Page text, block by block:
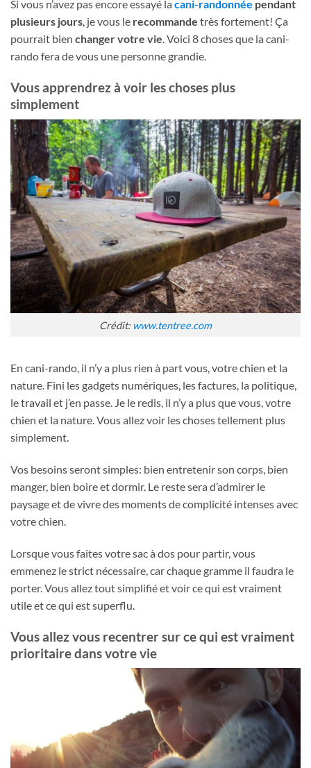
Si vous n’avez pas encore essayé la cani-randonnée pendant
plusieurs jours, je vous le recommande très fortement! Ça
pourrait bien changer votre vie. Voici 8 choses que la cani-
rando fera de vous une personne grandie.
Vous apprendrez à voir les choses plus
simplement
Crédit: www.tentree.com
En cani-rando, il n’y a plus rien à part vous, votre chien et la
nature. Fini les gadgets numériques, les factures, la politique,
le travail et j’en passe. Je le redis, il n’y a plus que vous, votre
chien et la nature. Vous allez voir les choses tellement plus
simplement.
Vos besoins seront simples: bien entretenir son corps, bien
manger, bien boire et dormir. Le reste sera d’admirer le
paysage et de vivre des moments de complicité intenses avec
votre chien.
Lorsque vous faites votre sac à dos pour partir, vous
emmenez le strict nécessaire, car chaque gramme il faudra le
porter. Vous allez tout simplifié et voir ce qui est vraiment
utile et ce qui est superflu.
Vous allez vous recentrer sur ce qui est vraiment
prioritaire dans votre vie